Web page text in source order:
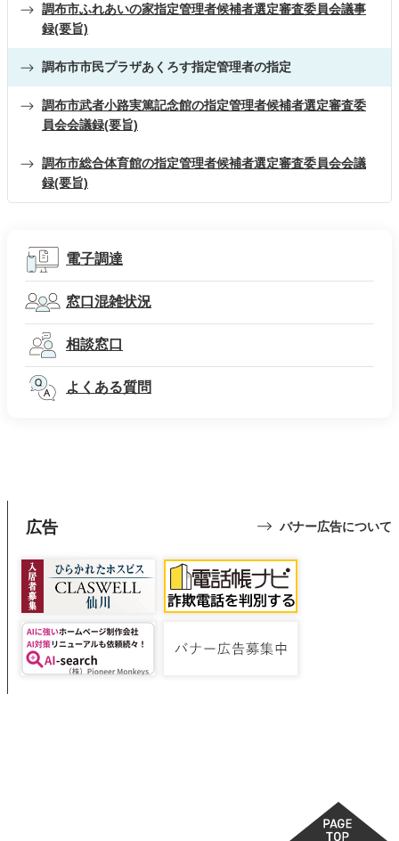
調布市ふれあいの家指定管理者候補者選定審査委員会議事
録(要旨)
調布市市民プラザあくろす指定管理者の指定
調布市武者小路実篤記念館の指定管理者候補者選定審査委
員会会議録(要旨)
調布市総合体育館の指定管理者候補者選定審査委員会会議
録(要旨)
電子調達
窓口混雑状況
相談窓口
よくある質問
広告 バナー広告について